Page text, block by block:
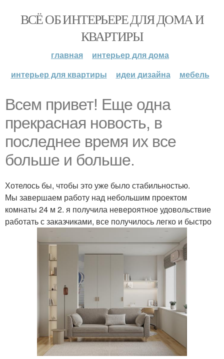
ВСЁ ОБ ИНТЕРЬЕРЕ ДЛЯ ДОМА И
КВАРТИРЫ
главная
интерьер для дома
интерьер для квартиры
идеи дизайна мебель
Всем привет! Еще одна
прекрасная новость, в
последнее время их все
больше и больше.
Хотелось бы, чтобы это уже было стабильностью.
Мы завершаем работу над небольшим проектом
комнаты 24 м 2. я получила невероятное удовольствие
работать с заказчиками, все получилось легко и быстро